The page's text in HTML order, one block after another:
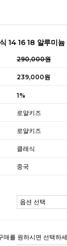
14 16 18 알루미
290,000원
239,000원
1%
로얄키즈
로얄키즈
클래식
중국
매를 원하시면 선택하